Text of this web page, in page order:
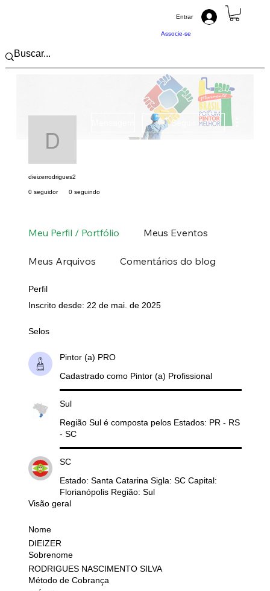
Associe-se
Entrar
dieizerrodrigues2
Seguir
dieizerrodrigues2
0 seguidor 0 seguindo
Meu Perfil / Portfólio Meus Eventos
Meus Arquivos Comentários do blog
Perfil
Inscrito desde: 22 de mai. de 2025
Selos
Pintor (a) PRO
Cadastrado como Pintor (a) Profissional
Sul
Região Sul é composta pelos Estados: PR - RS
- SC
SC
Estado: Santa Catarina Sigla: SC Capital:
Florianópolis Região: Sul
Visão geral
Nome
DIEIZER
Sobrenome
RODRIGUES NASCIMENTO SILVA
Método de Cobrança